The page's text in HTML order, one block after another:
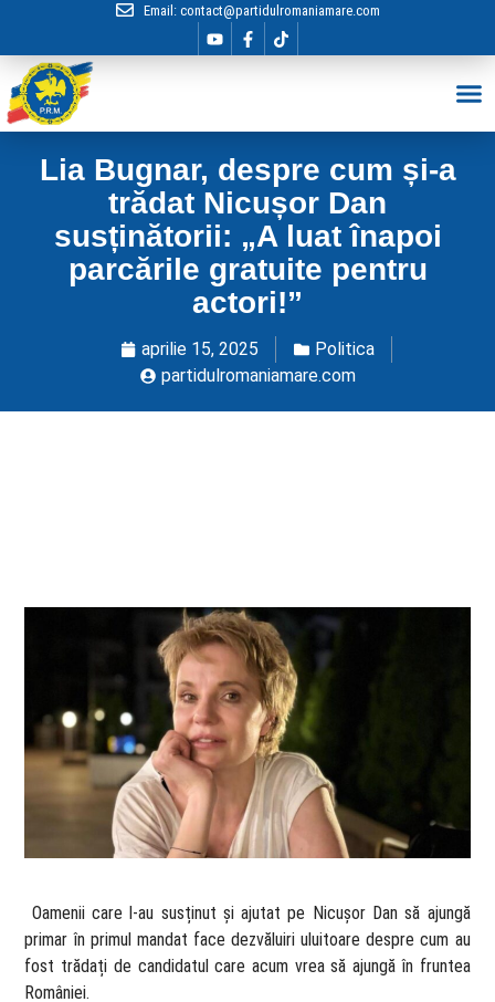
Email: contact@partidulromaniamare.com
Lia Bugnar, despre cum și-a
trădat Nicușor Dan
susținătorii: „A luat înapoi
parcările gratuite pentru
actori!”
aprilie 15, 2025
Politica
partidulromaniamare.com
​ Oamenii care l-au susținut și ajutat pe Nicușor Dan să ajungă
primar în primul mandat face dezvăluiri uluitoare despre cum au
fost trădați de candidatul care acum vrea să ajungă în fruntea
României.